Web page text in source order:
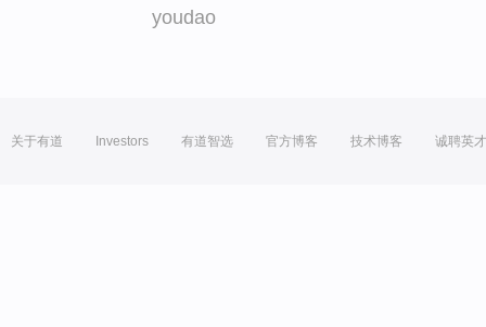
youdao
关于有道 Investors 有道智选 官方博客 技术博客 诚聘英才